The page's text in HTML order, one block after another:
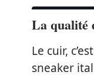
La qualité
Le cuir,
sneaker